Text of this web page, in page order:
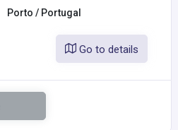
Porto / Portugal
Go to details